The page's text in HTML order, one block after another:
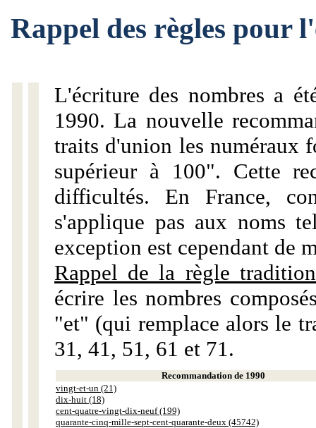
Rappel des règles pour
L'écriture des nombres a
1990. La nouvelle
traits d'union les numéraux
supérieur à 100". Cette
difficultés. En France,
s'applique pas aux noms
exception est cependant de
Rappel de la règle
écrire les nombres
"et" (qui remplace alors le
31, 41, 51, 61 et 71.
Recommandation de 1990
vingt-et-un (21)
dix-huit (18)
cent-quatre-vingt-dix-neuf (199)
quarante-cinq-mille-sept-cent-quarante-deux (45742)